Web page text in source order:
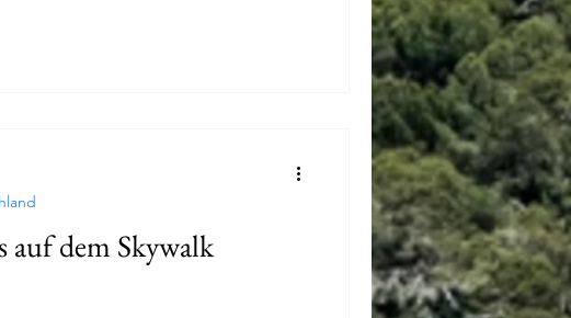
auf dem Skywalk